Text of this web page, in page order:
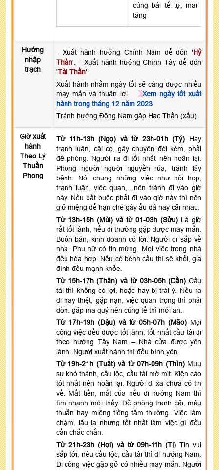
cúng bái tế tự, mai
táng
Hướng
nhập
trạch
- Xuất hành hướng Chính Nam để đón 'Hỷ
Thần'. - Xuất hành hướng Chính Tây để đón
'Tài Thần'.
Xuất hành nhằm ngày tốt sẽ càng được nhiều
may mắn và thuận lợi
Xem ngày tốt xuất
hành trong tháng 12 năm 2023
Tránh hướng Đông Nam gặp Hạc Thần (xấu)
Giờ xuất
hành
Theo Lý
Thuần
Phong
Từ 11h-13h (Ngọ) và từ 23h-01h (Tý)
Hay
tranh luận, cãi cọ, gây chuyện đói kém, phải
đề phòng. Người ra đi tốt nhất nên hoãn lại.
Phòng người người nguyền rủa, tránh lây
bệnh. Nói chung những việc như hội họp,
tranh luận, việc quan,…nên tránh đi vào giờ
này. Nếu bắt buộc phải đi vào giờ này thì nên
giữ miệng để hạn ché gây ẩu đả hay cãi nhau.
Từ 13h-15h (Mùi) và từ 01-03h (Sửu) Là giờ
rất tốt lành, nếu đi thường gặp được may mắn.
Buôn bán, kinh doanh có lời. Người đi sắp về
nhà. Phụ nữ có tin mừng. Mọi việc trong nhà
đều hòa hợp. Nếu có bệnh cầu thì sẽ khỏi, gia
đình đều mạnh khỏe.
Từ 15h-17h (Thân) và từ 03h-05h (Dần) Cầu
tài thì không có lợi, hoặc hay bị trái ý. Nếu ra
đi hay thiệt, gặp nạn, việc quan trọng thì phải
đòn, gặp ma quỷ nên cúng tế thì mới an.
Từ 17h-19h (Dậu) và từ 05h-07h (Mão) Mọi
công việc đều được tốt lành, tốt nhất cầu tài đi
theo hướng Tây Nam – Nhà cửa được yên
lành. Người xuất hành thì đều bình yên.
Từ 19h-21h (Tuất) và từ 07h-09h (Thìn) Mưu
sự khó thành, cầu lộc, cầu tài mờ mịt. Kiện cáo
tốt nhất nên hoãn lại. Người đi xa chưa có tin
về. Mất tiền, mất của nếu đi hướng Nam thì
tìm nhanh mới thấy. Đề phòng tranh cãi, mâu
thuẫn hay miệng tiếng tầm thường. Việc làm
chậm, lâu la nhưng tốt nhất làm việc gì đều
cần chắc chắn.
Từ 21h-23h (Hợi) và từ 09h-11h (Tị) Tin vui
sắp tới, nếu cầu lộc, cầu tài thì đi hướng Nam.
Đi công việc gặp gỡ có nhiều may mắn. Người